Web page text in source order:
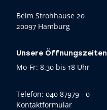
Beim Strohhause 20
20097 Hamburg
Unsere Öffnungszeiten
Mo-Fr: 8.30 bis 18 Uhr
Telefon: 040 87979 - 0
Kontaktformular